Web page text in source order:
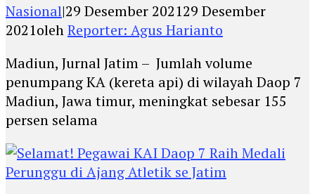
Nasional|29 Desember 202129 Desember
2021olehReporter: Agus Harianto
Madiun, Jurnal Jatim – Jumlah volume
penumpang KA (kereta api) di wilayah Daop 7
Madiun, Jawa timur, meningkat sebesar 155
persen selama